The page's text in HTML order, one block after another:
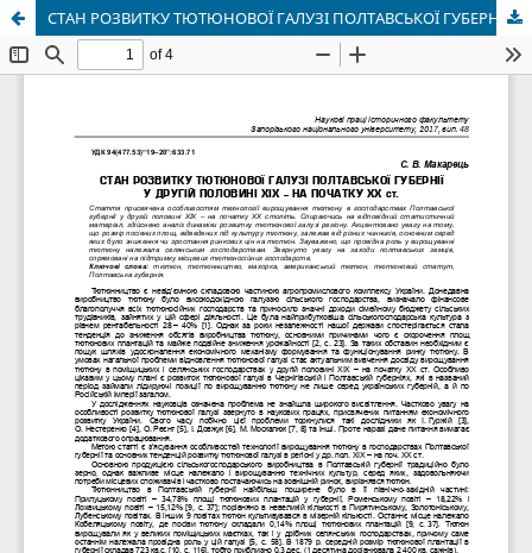
СТАН РОЗВИТКУ ТЮТЮНОВОЇ ГАЛУЗІ ПОЛТАВСЬКОЇ ГУБЕРНІЇ У ДРУГІЙ ПОЛОВИНІ ХІХ – НА ПОЧАТКУ ХХ ст.